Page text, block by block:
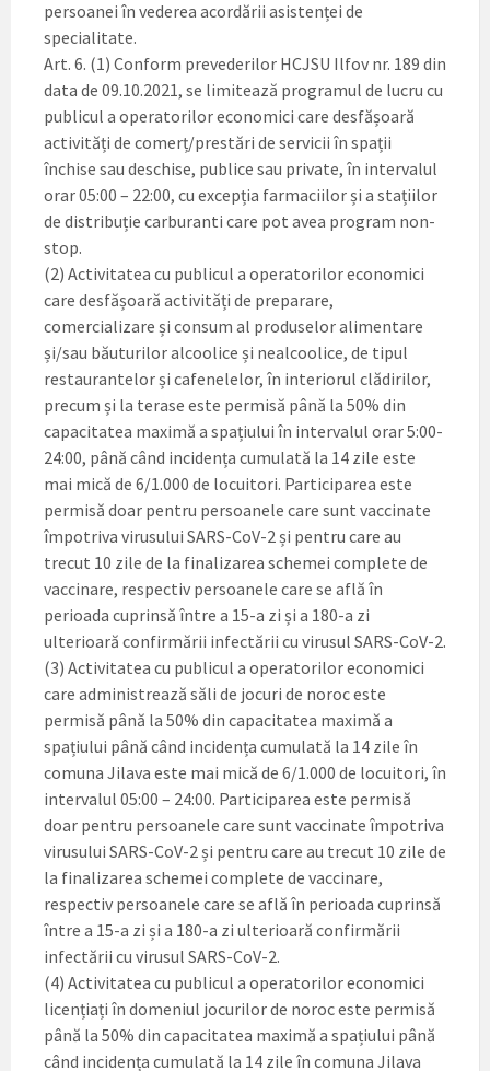
persoanei în vederea acordării asistenței de
specialitate.
Art. 6. (1) Conform prevederilor HCJSU Ilfov nr. 189 din
data de 09.10.2021, se limitează programul de lucru cu
publicul a operatorilor economici care desfășoară
activități de comerț/prestări de servicii în spații
închise sau deschise, publice sau private, în intervalul
orar 05:00 – 22:00, cu excepția farmaciilor și a stațiilor
de distribuție carburanti care pot avea program non-
stop.
(2) Activitatea cu publicul a operatorilor economici
care desfășoară activități de preparare,
comercializare și consum al produselor alimentare
și/sau băuturilor alcoolice și nealcoolice, de tipul
restaurantelor și cafenelelor, în interiorul clădirilor,
precum și la terase este permisă până la 50% din
capacitatea maximă a spațiului în intervalul orar 5:00-
24:00, până când incidența cumulată la 14 zile este
mai mică de 6/1.000 de locuitori. Participarea este
permisă doar pentru persoanele care sunt vaccinate
împotriva virusului SARS-CoV-2 și pentru care au
trecut 10 zile de la finalizarea schemei complete de
vaccinare, respectiv persoanele care se află în
perioada cuprinsă între a 15-a zi și a 180-a zi
ulterioară confirmării infectării cu virusul SARS-CoV-2.
(3) Activitatea cu publicul a operatorilor economici
care administrează săli de jocuri de noroc este
permisă până la 50% din capacitatea maximă a
spațiului până când incidența cumulată la 14 zile în
comuna Jilava este mai mică de 6/1.000 de locuitori, în
intervalul 05:00 – 24:00. Participarea este permisă
doar pentru persoanele care sunt vaccinate împotriva
virusului SARS-CoV-2 și pentru care au trecut 10 zile de
la finalizarea schemei complete de vaccinare,
respectiv persoanele care se află în perioada cuprinsă
între a 15-a zi și a 180-a zi ulterioară confirmării
infectării cu virusul SARS-CoV-2.
(4) Activitatea cu publicul a operatorilor economici
licențiați în domeniul jocurilor de noroc este permisă
până la 50% din capacitatea maximă a spațiului până
când incidența cumulată la 14 zile în comuna Jilava